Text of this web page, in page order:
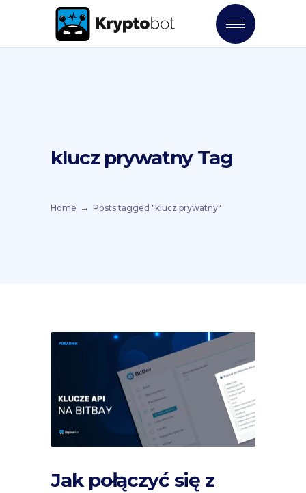
klucz prywatny Tag
Home Posts tagged "klucz prywatny"
Jak połączyć się z